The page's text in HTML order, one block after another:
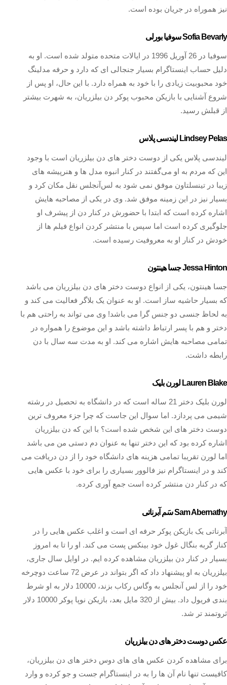
نیز هموراه در جریان بوده است.
Sofia Bevarly سوفیا بورلی
سوفیا در 26 آوریل 1996 در ایالات متحده متولد شده است. او به
دلیل حساب اینستاگرام بسیار جنجالی ای که دارد و حرفه مدلینگ
خود محبوبیت زیادی را با خود به همراه دارد. با این حال، او پس از
شروع آشنایی با بازیکن محبوب پوکر دن بیلزریان، به شهرت بیشتر
از قبلش رسید.
Lindsey Pelas لیندسی پلاس
لیندسی پلاس یکی از دوست دختر های دن بیلزریان است با وجود
این که مردم به او می‌گفتند در کنار انبوه مدل‌ ها و هنرپیشه‌ های
زیبا در تینسلتاون موفق نمی‌ شود به لس‌آنجلس نقل مکان کرد و
بسیار نیز در این زمینه موفق شد. وی در یکی از مصاحبه هایش
اشاره کرده است که ابتدا با حضورش در کنار دن از پیشرف او
جلوگیری کرده است اما سپس با منتشر کردن انواع فیلم ها از
خودش در کنار او به معروفیت رسیده است.
Jessa Hinton جسا هینتون
جسا هینتون، یکی از انواع دوست دختر های دن بیلزریان می باشد
که بسیار حاشیه ساز است. او به عنوان یک بلاگر فعالیت می کند و
به لحاظ جنسی دو جنس گرا می باشد! وی می تواند به راحتی هم با
دختر و هم با پسر ارتباط داشته باشد و این موضوع را همواره در
تمامی مصاحبه هایش اشاره می کند. او به مدت سه سال با دن
رابطه داشت.
Lauren Blake لورن بلیک
لورن بلیک دختر 21 ساله است که در دانشگاه به تحصیل در رشته
شیمی می پردازد. اما سوال این جاست که چرا جزء معروف ترین
دوست دختر های این شخص شده است؟ با این که دن بیلزریان
اشاره کرده بود که این دختر تنها به عنوان دم دستی من می باشد
اما لورن تقریبا تمامی هزینه های دانشگاه خود را از دن دریافت می
کند و در اینستاگرام نیز فالوور بسیاری را برای خود با عکس هایی
که در کنار دن منتشر کرده است جمع آوری کرده.
Sam Abernathy سَم آبرناتی
آبرناتی یک بازیکن پوکر حرفه ای است و اغلب عکس هایی را در
کنار گربه بنگال غول خود بینکس پست می کند. او را تا به امروز
بسیار در کنار دن بیلزریان مشاهده کرده ایم. در اوایل سال جاری،
بیلزریان به او پیشنهاد داد که اگر بتواند در عرض 72 ساعت دوچرخه
خود را از لس آنجلس به وگاس رکاب بزند، 10000 دلار به او شرط
بندی فریول داد. بیش از 320 مایل بعد، بازیکن نوپا پوکر 10000 دلار
ثروتمند تر شد.
عکس دوست دختر های دن بیلزریان
برای مشاهده کردن عکس های های دوس دختر های دن بیلزریان،
کافیست تنها نام آن ها را به در اینستاگرام جست و جو کرده و وارد